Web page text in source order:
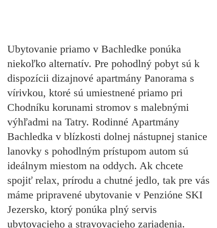
Ubytovanie priamo v Bachledke ponúka
niekoľko alternatív. Pre pohodlný pobyt sú k
dispozícii dizajnové apartmány Panorama s
vírivkou, ktoré sú umiestnené priamo pri
Chodníku korunami stromov s malebnými
výhľadmi na Tatry. Rodinné Apartmány
Bachledka v blízkosti dolnej nástupnej stanice
lanovky s pohodlným prístupom autom sú
ideálnym miestom na oddych. Ak chcete
spojiť relax, prírodu a chutné jedlo, tak pre vás
máme pripravené ubytovanie v Penzióne SKI
Jezersko, ktorý ponúka plný servis
ubytovacieho a stravovacieho zariadenia.